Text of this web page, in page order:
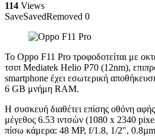
114 Views
SaveSavedRemoved 0
Το Oppo F11 Pro τροφοδοτείται με
τσιπ Mediatek Helio P70 (12nm),
smartphone έχει εσωτερική
6 GB μνήμη RAM.
Η συσκευή διαθέτει επίσης οθόνη
μέγεθος 6.53 ιντσών (1080 x 2340
πίσω κάμερα: 48 MP, f/1.8, 1/2″,